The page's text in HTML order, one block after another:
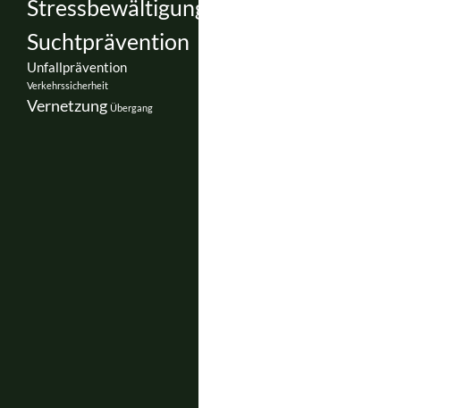
Stressbewältigung
Suchtprävention
Unfallprävention
Verkehrssicherheit
Vernetzung Übergang